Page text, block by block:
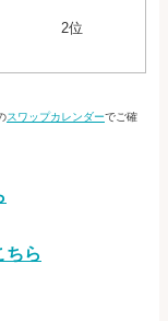
2位
スワップカレンダーでご確
ちら